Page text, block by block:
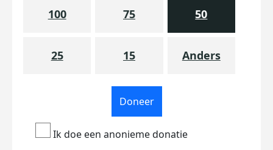
100 75 50
25 15 Anders
Doneer
Ik doe een anonieme donatie